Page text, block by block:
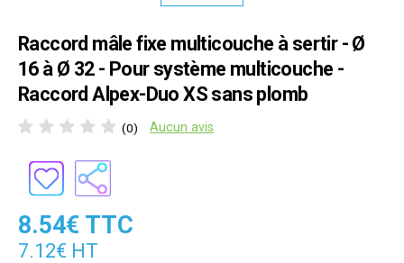
Raccord mâle fixe multicouche à sertir - Ø
16 à Ø 32 - Pour système multicouche -
Raccord Alpex-Duo XS sans plomb
(0) Aucun avis
8.54€ TTC
7.12€ HT